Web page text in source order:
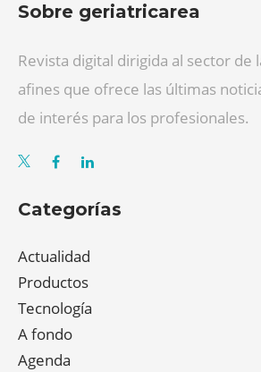
Sobre geriatricarea
Revista digital dirigida al sector de
afines que ofrece las últimas
de interés para los profesionales.
Categorías
Actualidad
Productos
Tecnología
A fondo
Agenda